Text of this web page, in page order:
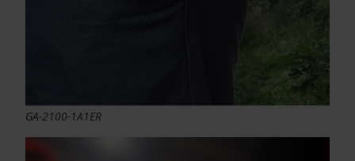
GA-2100-1A1ER